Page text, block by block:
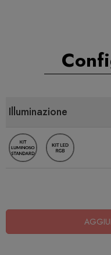
Illuminazione